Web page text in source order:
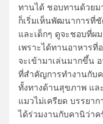
ทานได้ ชอบทานด้วยม
ก็เริ่มเห็นพัฒนาการที่
และเด็กๆ ดูจะชอบที่ผ
เพราะได้ทานอาหารที่
จะเข้ามาเล่นมากขึ้น
ที่สำคัญการทำงานกับ
ทั้งทางด้านสุขภาพ แล
แมวไม่เครียด บรรยา
ได้ร่วมงานกับคานิว่าค